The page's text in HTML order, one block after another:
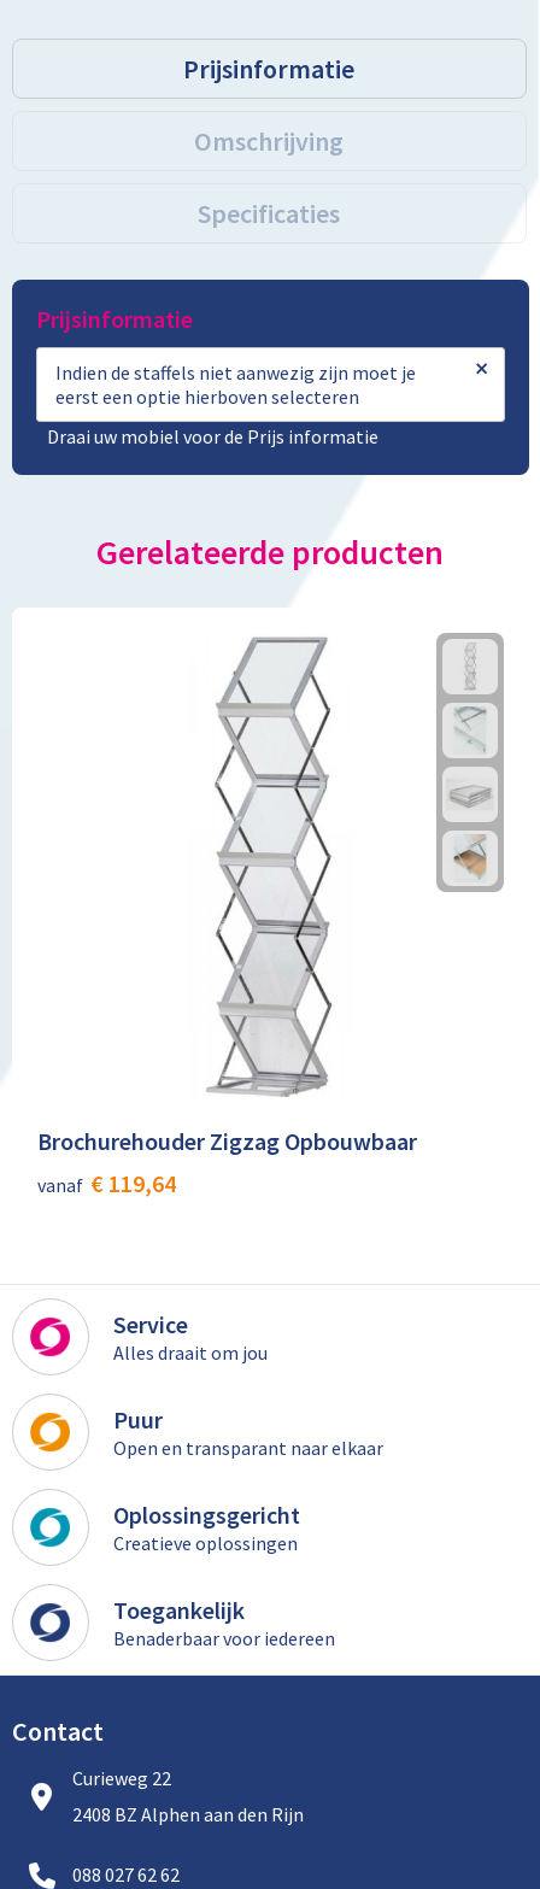
Bowlingtassen
Prijsinformatie
Omschrijving
Specificaties
Prijsinformatie
Indien de staffels niet aanwezig zijn moet je
eerst een optie hierboven selecteren
×
Draai uw mobiel voor de Prijs informatie
Gerelateerde producten
Brochurehouder Zigzag Opbouwbaar
vanaf € 119,64
Service
Alles draait om jou
Puur
Open en transparant naar elkaar
Oplossingsgericht
Creatieve oplossingen
Toegankelijk
Benaderbaar voor iedereen
Contact
Curieweg 22
2408 BZ Alphen aan den Rijn
088 027 62 62